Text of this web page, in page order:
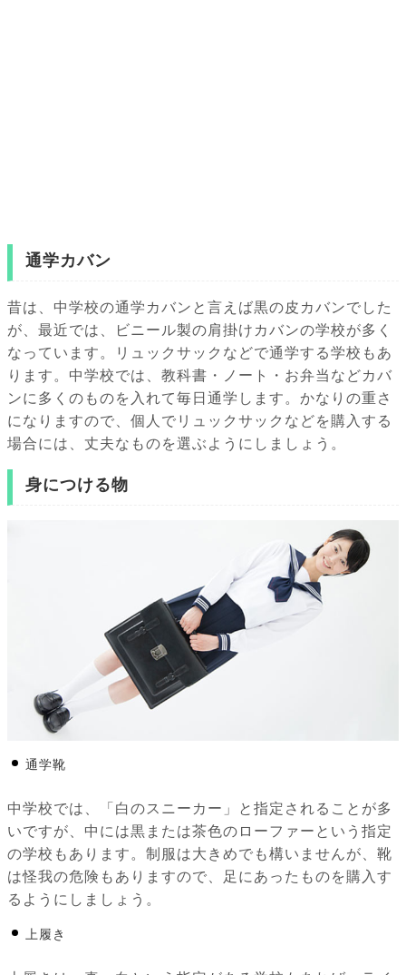
通学カバン
昔は、中学校の通学カバンと言えば黒の皮カバンでした
が、最近では、ビニール製の肩掛けカバンの学校が多く
なっています。リュックサックなどで通学する学校もあ
ります。中学校では、教科書・ノート・お弁当などカバ
ンに多くのものを入れて毎日通学します。かなりの重さ
になりますので、個人でリュックサックなどを購入する
場合には、丈夫なものを選ぶようにしましょう。
身につける物
通学靴
中学校では、「白のスニーカー」と指定されることが多
いですが、中には黒または茶色のローファーという指定
の学校もあります。制服は大きめでも構いませんが、靴
は怪我の危険もありますので、足にあったものを購入す
るようにしましょう。
上履き